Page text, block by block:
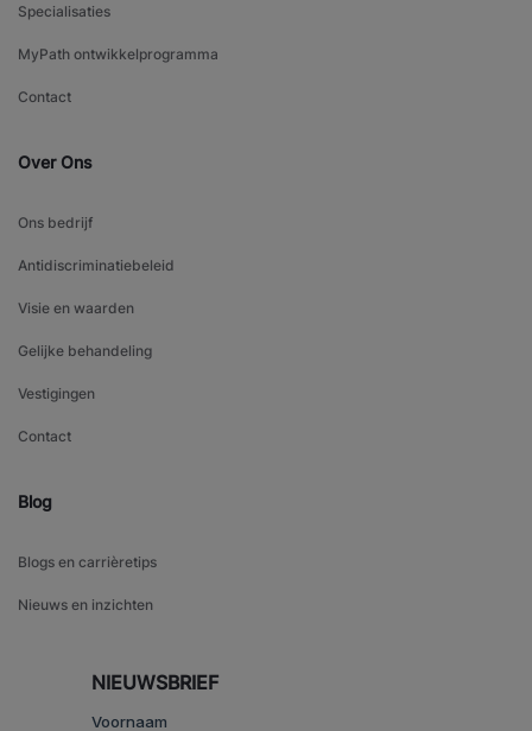
Specialisaties
MyPath ontwikkelprogramma
Contact
Over Ons
Ons bedrijf
Antidiscriminatiebeleid
Visie en waarden
Gelijke behandeling
Vestigingen
Contact
Blog
Blogs en carrièretips
Nieuws en inzichten
NIEUWSBRIEF